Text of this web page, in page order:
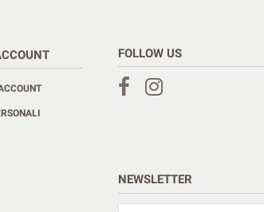
FOLLOW US
NEWSLETTER